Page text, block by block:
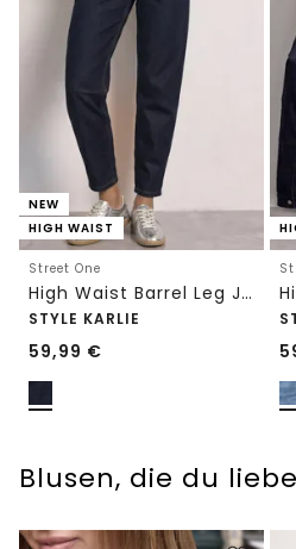
NEW
HIGH WAIST
Street One
High Waist Barrel Leg Jeans im Loose Fit
STYLE KARLIE
59,99 €
Blusen, die du